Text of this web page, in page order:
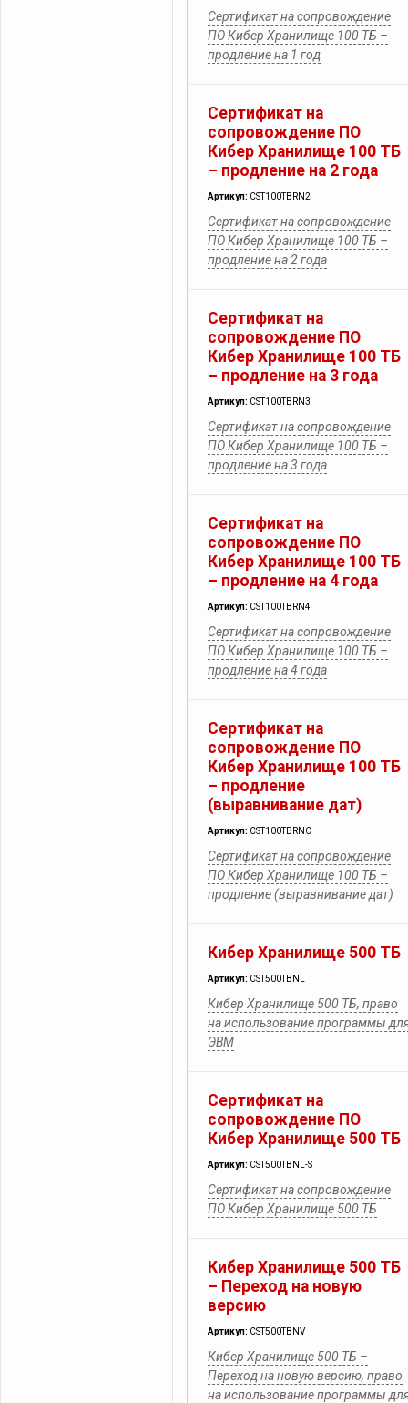
Сертификат на сопровождение
ПО Кибер Хранилище 100 ТБ –
продление на 1 год
Сертификат на
сопровождение ПО
Кибер Хранилище 100 ТБ
– продление на 2 года
Артикул: CST100TBRN2
Сертификат на сопровождение
ПО Кибер Хранилище 100 ТБ –
продление на 2 года
Сертификат на
сопровождение ПО
Кибер Хранилище 100 ТБ
– продление на 3 года
Артикул: CST100TBRN3
Сертификат на сопровождение
ПО Кибер Хранилище 100 ТБ –
продление на 3 года
Сертификат на
сопровождение ПО
Кибер Хранилище 100 ТБ
– продление на 4 года
Артикул: CST100TBRN4
Сертификат на сопровождение
ПО Кибер Хранилище 100 ТБ –
продление на 4 года
Сертификат на
сопровождение ПО
Кибер Хранилище 100 ТБ
– продление
(выравнивание дат)
Артикул: CST100TBRNC
Сертификат на сопровождение
ПО Кибер Хранилище 100 ТБ –
продление (выравнивание дат)
Кибер Хранилище 500 ТБ
Артикул: CST500TBNL
Кибер Хранилище 500 ТБ, право
на использование программы
ЭВМ
Сертификат на
сопровождение ПО
Кибер Хранилище 500 ТБ
Артикул: CST500TBNL-S
Сертификат на сопровождение
ПО Кибер Хранилище 500 ТБ
Кибер Хранилище 500 ТБ
– Переход на новую
версию
Артикул: CST500TBNV
Кибер Хранилище 500 ТБ –
Переход на новую версию, право
на использование программы